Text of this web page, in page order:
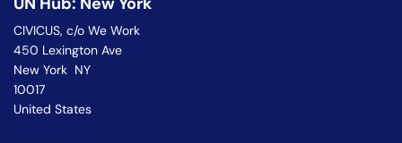
CIVICUS, c/o We Work
450 Lexington Ave
New York NY
10017
United States